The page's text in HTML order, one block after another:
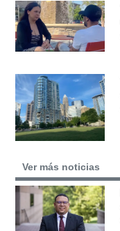
Ver más noticias